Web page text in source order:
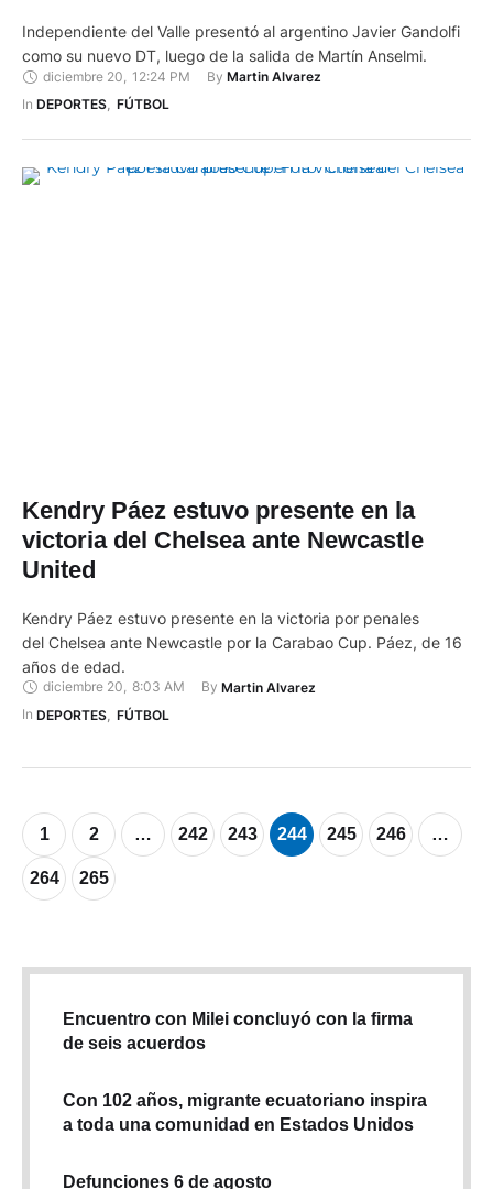
Independiente del Valle presentó al argentino Javier Gandolfi
como su nuevo DT, luego de la salida de Martín Anselmi.
diciembre 20 12:24 PM By Martin Alvarez
In DEPORTES, FÚTBOL
Kendry Páez estuvo presente en la
victoria del Chelsea ante Newcastle
United
Kendry Páez estuvo presente en la victoria por penales
del Chelsea ante Newcastle por la Carabao Cup. Páez, de 16
años de edad.
diciembre 20, 8:03 AM By Martin Alvarez
In DEPORTES, FÚTBOL
1 2 … 242 243 244 245 246 …
264 265
Encuentro con Milei concluyó con la firma
de seis acuerdos
Con 102 años, migrante ecuatoriano inspira
a toda una comunidad en Estados Unidos
Defunciones 6 de agosto